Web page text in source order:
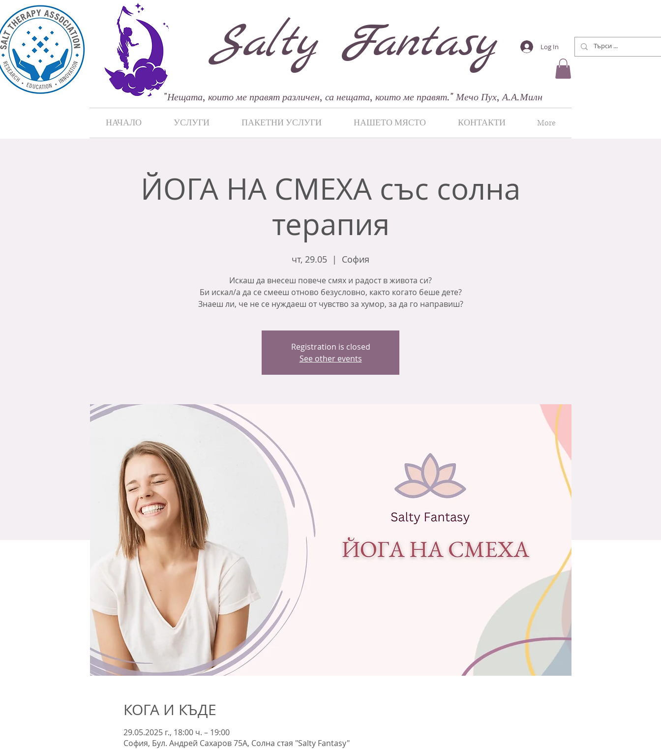
Salty Fantasy
"Нещата, които ме правят различен, са нещата, които ме правят."Мечо Пух, А.А.Милн
Log In
НАЧАЛО УСЛУГИ ПАКЕТНИ УСЛУГИ НАШЕТО МЯСТО КОНТАКТИ More
ЙОГА НА СМЕХА със солна
терапия
чт, 29.05
  |
София
Искаш да внесеш повече смях и радост в живота си?
Би искал/а да се смееш отново безусловно, както когато беше дете?
Знаеш ли, че не се нуждаеш от чувство за хумор, за да го направиш?
Registration is closed
See other events
КОГА И КЪДЕ
29.05.2025 г., 18:00 ч. – 19:00
София, Бул. Андрей Сахаров 75А, Солна стая "Salty Fantasy"